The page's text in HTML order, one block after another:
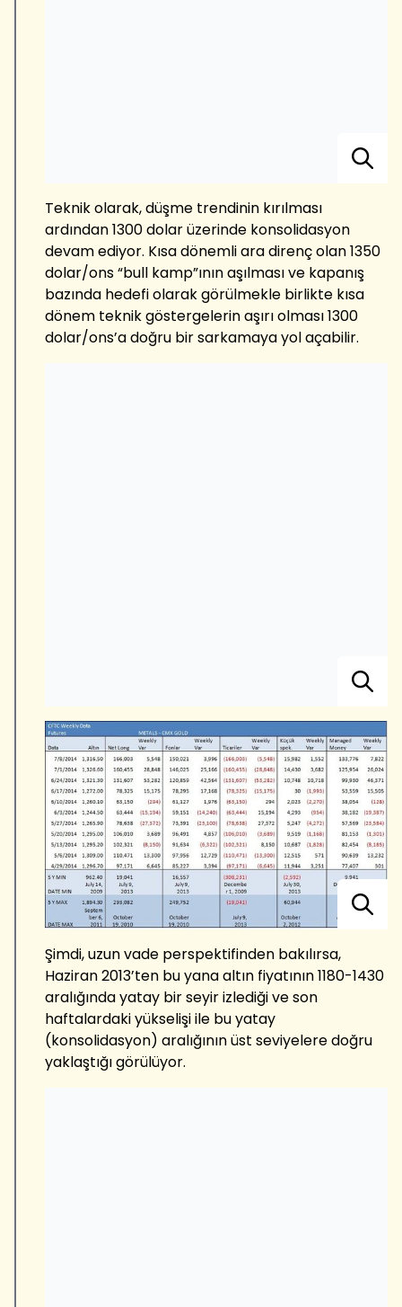
Teknik olarak, düşme trendinin kırılması
ardından 1300 dolar üzerinde konsolidasyon
devam ediyor. Kısa dönemli ara direnç olan 1350
dolar/ons “bull kamp”ının aşılması ve kapanış
bazında hedefi olarak görülmekle birlikte kısa
dönem teknik göstergelerin aşırı olması 1300
dolar/ons’a doğru bir sarkamaya yol açabilir.
Şimdi, uzun vade perspektifinden bakılırsa,
Haziran 2013’ten bu yana altın fiyatının 1180-1430
aralığında yatay bir seyir izlediği ve son
haftalardaki yükselişi ile bu yatay
(konsolidasyon) aralığının üst seviyelere doğru
yaklaştığı görülüyor.